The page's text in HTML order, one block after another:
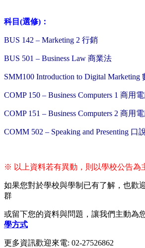
科目(選修)：
BUS 142 – Marketing 2 行銷
BUS 501 – Business Law 商業法
SMM100 Introduction to Digital Marketing
COMP 150 – Business Computers 1 商用
COMP 151 – Business Computers 2 商用
COMM 502 – Speaking and Presenting 口
※ 以上資料若有異動，則以學校公告為
如果您對於學校與學制已有了解，也歡
群
或留下您的資料與問題，讓我們主動為
學方式
更多資訊歡迎來電: 02-27526862